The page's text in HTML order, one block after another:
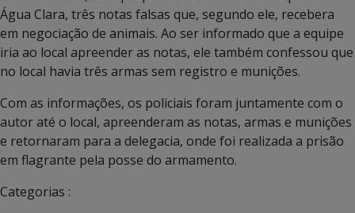
Água Clara, três notas falsas que, segundo ele, recebera
em negociação de animais. Ao ser informado que a equipe
iria ao local apreender as notas, ele também confessou que
no local havia três armas sem registro e munições.
Com as informações, os policiais foram juntamente com o
autor até o local, apreenderam as notas, armas e munições
e retornaram para a delegacia, onde foi realizada a prisão
em flagrante pela posse do armamento.
Categorias :